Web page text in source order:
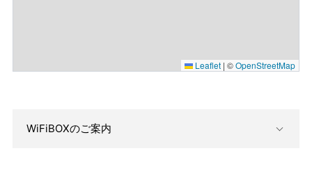
Leaflet | ©OpenStreetMap
WiFiBOXのご案内